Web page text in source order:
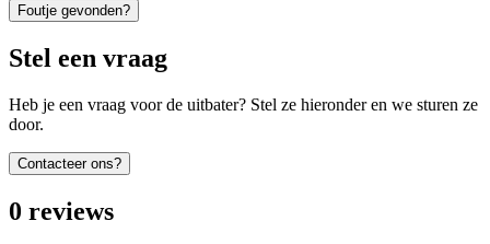
Foutje gevonden?
Stel een vraag
Heb je een vraag voor de uitbater? Stel ze hieronder en we sturen ze
door.
Contacteer ons?
0 reviews